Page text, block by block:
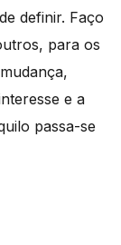
definir. Faço
para os
e a
passa-se